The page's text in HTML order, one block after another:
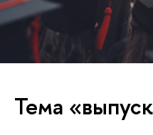
Тема